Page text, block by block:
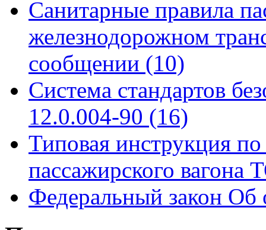
Санитарные правила
железнодорожном
сообщении (10)
Система стандартов
12.0.004-90 (16)
Типовая инструкция
пассажирского
Федеральный закон